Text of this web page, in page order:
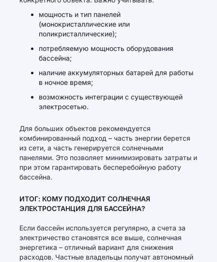
мощность и тип панелей
(монокристаллические или
поликристаллические);
потребляемую мощность оборудования
бассейна;
наличие аккумуляторных батарей для работы
в ночное время;
возможность интеграции с существующей
электросетью.
Для больших объектов рекомендуется
комбинированный подход – часть энергии берется
из сети, а часть генерируется солнечными
панелями. Это позволяет минимизировать затраты и
при этом гарантировать бесперебойную работу
бассейна.
ИТОГ: КОМУ ПОДХОДИТ СОЛНЕЧНАЯ
ЭЛЕКТРОСТАНЦИЯ ДЛЯ БАССЕЙНА?
Если бассейн используется регулярно, а счета за
электричество становятся все выше, солнечная
энергетика – отличный вариант для снижения
расходов. Частные владельцы получат автономный